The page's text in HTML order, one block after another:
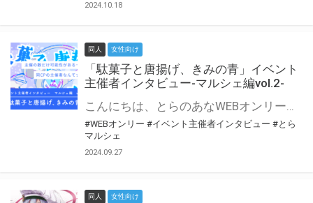
2024.10.18
同人 女性向け
「駄菓子と唐揚げ、きみの青」イベント
主催者インタビュー-マルシェ編vol.2-
こんにちは、とらのあなWEBオンリー運営スタッフです。 新たにお届けする、イベント主催者インタビュー-マルシェ編-は、 とらのあなWEBオンリー「マルシェ」をご利用の主催様に 「マルシェ」を使ってイベントを開催した感想や心がけをお聞きする企画です。 今回は、WEBオンリー初開催「駄菓子と唐揚げ、きみの青」より、 主催のぎこ六屋様にお話を伺いました。 協力：ぎこ六屋様／イベント公式Twitter（@krkgwks） とらのあなWEBオンリー「マルシェ」とは？ WEBオンリーでリアルタイムでコミュニケーションがとれるオンライン会場です。
#WEBオンリー #イベント主催者インタビュー #とら
マルシェ
2024.09.27
同人 女性向け